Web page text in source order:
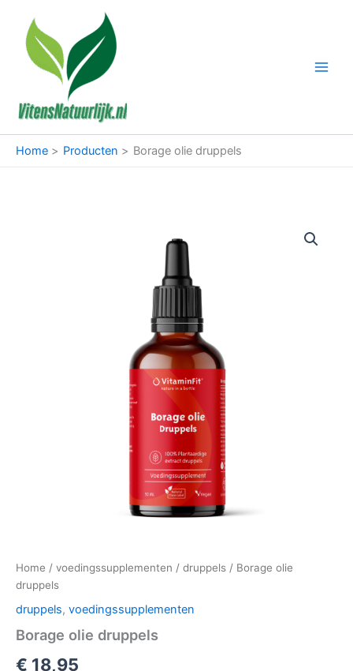
inhoud
Home Producten Borage olie druppels
Home / voedingssupplementen / druppels / Borage olie
druppels
druppels, voedingssupplementen
Borage olie druppels
€ 18,95